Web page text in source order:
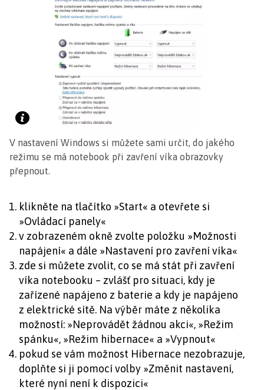
V nastavení Windows si můžete sami určit, do jakého
režimu se má notebook při zavření víka obrazovky
přepnout.
klikněte na tlačítko »Start« a otevřete si
»Ovládací panely«
v zobrazeném okně zvolte položku »Možnosti
napájení« a dále »Nastavení pro zavření víka«
zde si můžete zvolit, co se má stát při zavření
víka notebooku – zvlášť pro situaci, kdy je
zařízené napájeno z baterie a kdy je napájeno
z elektrické sítě. Na výběr máte z několika
možností: »Neprovádět žádnou akci«, »Režim
spánku«, »Režim hibernace« a »Vypnout«
pokud se vám možnost Hibernace nezobrazuje,
doplňte si ji pomocí volby »Změnit nastavení,
které nyní není k dispozici«